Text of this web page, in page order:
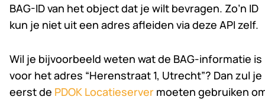
BAG-ID van het object dat je wilt bevragen. Zo’n ID
kun je niet uit een adres afleiden via deze API zelf.
Wil je bijvoorbeeld weten wat de BAG-informatie is
voor het adres “Herenstraat 1, Utrecht”? Dan zul je
eerst de PDOK Locatieserver moeten gebruiken